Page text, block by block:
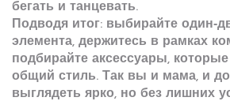
бегать и танцевать.
Подводя итог: выбирайте
элемента, держитесь в рамках
подбирайте аксессуары,
общий стиль. Так вы и мама, и
выглядеть ярко, но без лишних